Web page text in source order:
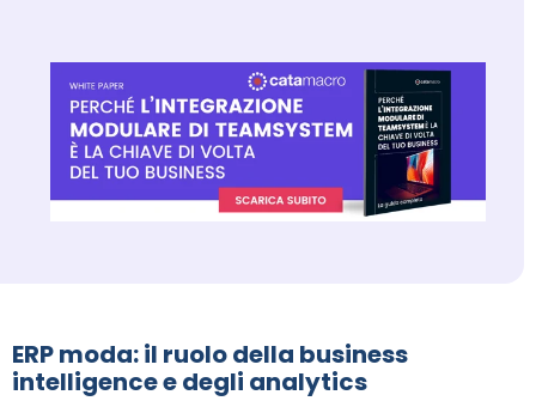
ERP moda: il ruolo della business
intelligence e degli analytics